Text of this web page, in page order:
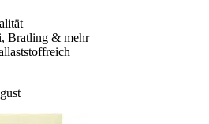
Bratling & mehr